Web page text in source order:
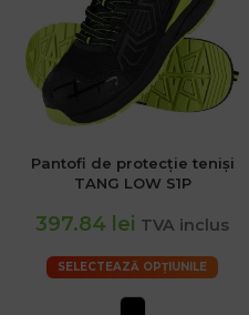
Pantofi de protecție teniși
TANG LOW S1P
397.84 lei TVA inclus
SELECTEAZĂ OPȚIUNILE